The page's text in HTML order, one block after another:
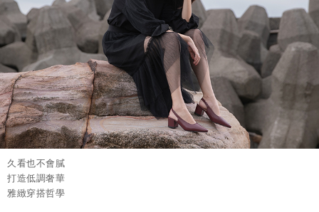
久看也不會膩
打造低調奢華
雅緻穿搭哲學